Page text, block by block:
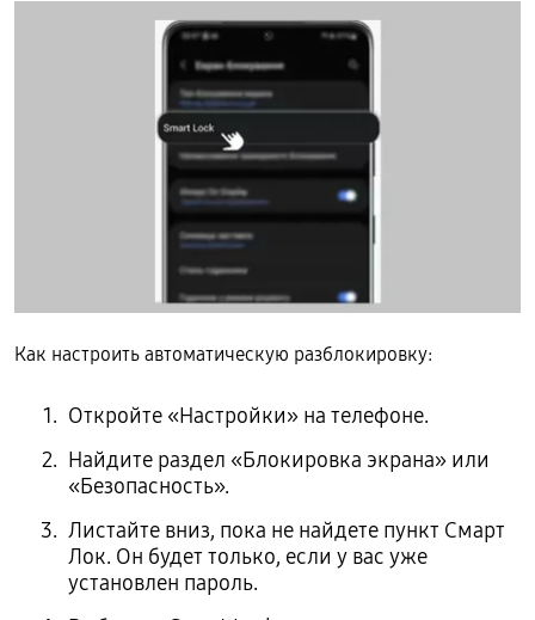
Как настроить автоматическую разблокировку:
Откройте «Настройки» на телефоне.
Найдите раздел «Блокировка экрана» или
«Безопасность».
Листайте вниз, пока не найдете пункт Смарт
Лок. Он будет только, если у вас уже
установлен пароль.